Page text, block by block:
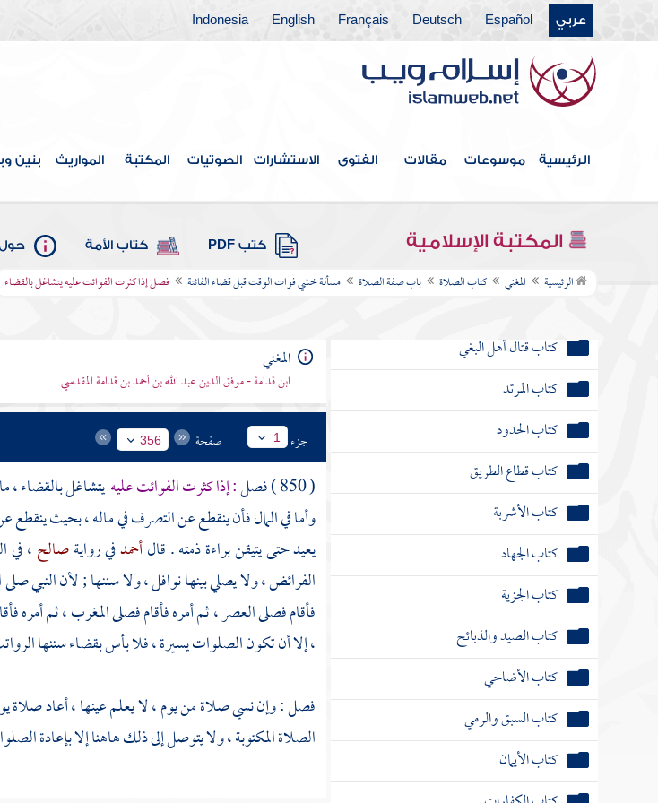
عربي Español
Deutsch
Français
English
Indonesia
الرئيسية موسوعات مقالات الفتوى الاستشارات الصوتيات المكتبة المواريث بنين
المكتبة الإسلامية كتب PDF كتاب الأمة حول
الرئيسية المغني كتاب الصلاة باب صفة الصلاة مسألة خشي فوات الوقت قبل قضاء الفائتة فصل إذا كثرت الفوائت عليه يتشاغل بالقضاء
كتاب الظهار
كتاب اللعان
كتاب العدد
باب الحال التي تجب فيها النفقة على الزوج
كتاب قتال أهل البغي
كتاب المرتد
كتاب الحدود
كتاب قطاع الطريق
كتاب الأشربة
كتاب الجهاد
كتاب الجزية
كتاب الصيد والذبائح
كتاب الأضاحي
كتاب السبق والرمي
كتاب الأيمان
المغني
ابن قدامة - موفق الدين عبد الله بن أحمد بن قدامة المقدسي
جزء 1 صفحة 356
( 850 ) فصل : إذا كثرت الفوائت عليهيتشاغل بالقضاء ،
وأما في المال فأن ينقطع عن التصرف في ماله ، بحيث
يعيد حتى يتيقن براءة ذمته . قالأحمدفي روايةصالح، في
الفرائض ، ولا يصلي بينها نوافل ، ولا سننها ; لأن النبي
فأقام فصلى العصر ، ثم أمره فأقام فصلى المغرب ، ثم أمره
، إلا أن تكون الصلوات يسيرة ، فلا بأس بقضاء سننها
فصل : وإن نسي صلاة من يوم ، لا يعلم عينها ، أعاد صلاة
الصلاة المكتوبة ، ولا يتوصل إلى ذلك هاهنا إلا بإعادة